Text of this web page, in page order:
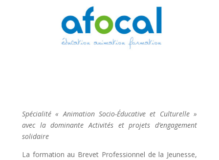
Spécialité « Animation Socio-Éducative et Culturelle »
avec la dominante Activités et projets d’engagement
solidaire
La formation au Brevet Professionnel de la Jeunesse,